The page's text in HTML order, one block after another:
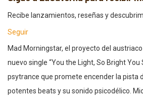
Recibe lanzamientos, reseñas y
Seguir
Mad Morningstar, el proyecto del
nuevo single “You the Light, So Bright You
psytrance que promete encender la pista
potentes beats y su sonido psicodélico.